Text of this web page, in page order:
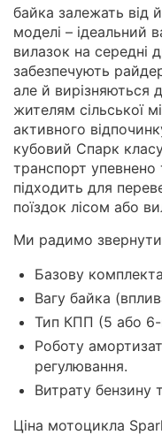
байка залежать від
моделі – ідеальний
вилазок на середні
забезпечують
але й вирізняються
жителям сільської
активного
кубовий Спарк
транспорт
підходить для
поїздок лісом або
Ми радимо звернути
Базову
Вагу байка
Тип КПП (5 або 6-
Роботу
регулювання.
Витрату бензину
Ціна мотоцикла